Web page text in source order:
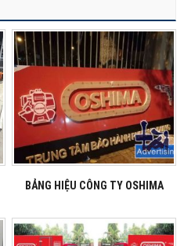
BẢNG HIỆU CÔNG TY OSHIMA